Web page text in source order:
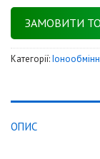
ЗАМОВИТИ
Категорії:
ОПИС